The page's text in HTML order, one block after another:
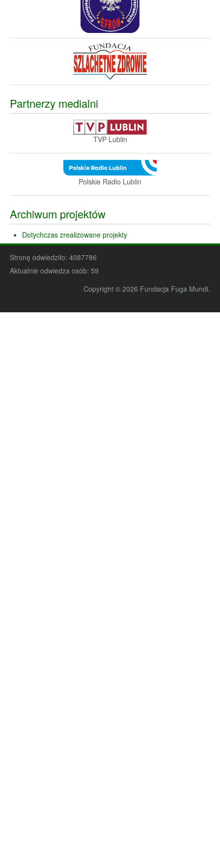
Partnerzy medialni
TVP Lublin
Polskie Radio Lublin
Archiwum projektów
Dotychczas zrealizowane projekty
Stronę odwiedziło: 4087786
Aktualnie odwiedza osób: 59
Copyright © 2026 Fundacja Fuga Mundi.